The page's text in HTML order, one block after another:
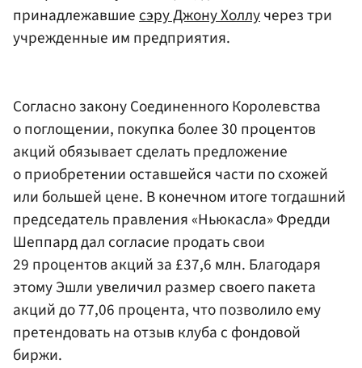
принадлежавшиесэру Джону Холлучерез три
учрежденные им предприятия.
Согласно закону Соединенного Королевства
о поглощении, покупка более 30 процентов
акций обязывает сделать предложение
о приобретении оставшейся части по схожей
или большей цене. В конечном итоге тогдашний
председатель правления «Ньюкасла» Фредди
Шеппард дал согласие продать свои
29 процентов акций за £37,6 млн. Благодаря
этому Эшли увеличил размер своего пакета
акций до 77,06 процента, что позволило ему
претендовать на отзыв клуба с фондовой
биржи.